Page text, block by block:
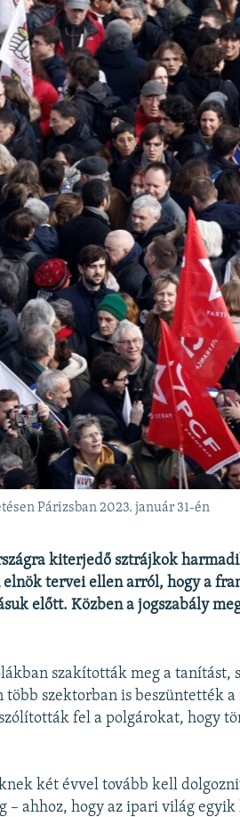
Párizsban 2023. január 31-én
kiterjedő sztrájkok
tervei ellen arról, hogy a
előtt. Közben a jogszabály
szakították meg a tanítást,
szektorban is beszüntették a
fel a polgárokat, hogy
két évvel tovább kell
– ahhoz, hogy az ipari világ